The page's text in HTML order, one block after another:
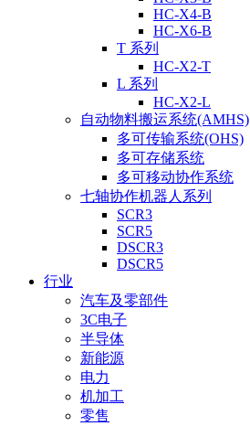
HC-X4-B
HC-X6-B
T 系列
HC-X2-T
L 系列
HC-X2-L
自动物料搬运系统(AMHS)
多可传输系统(OHS)
多可存储系统
多可移动协作系统
七轴协作机器人系列
SCR3
SCR5
DSCR3
DSCR5
行业
汽车及零部件
3C电子
半导体
新能源
电力
机加工
零售